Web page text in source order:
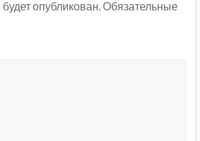
опубликован. Обязательные